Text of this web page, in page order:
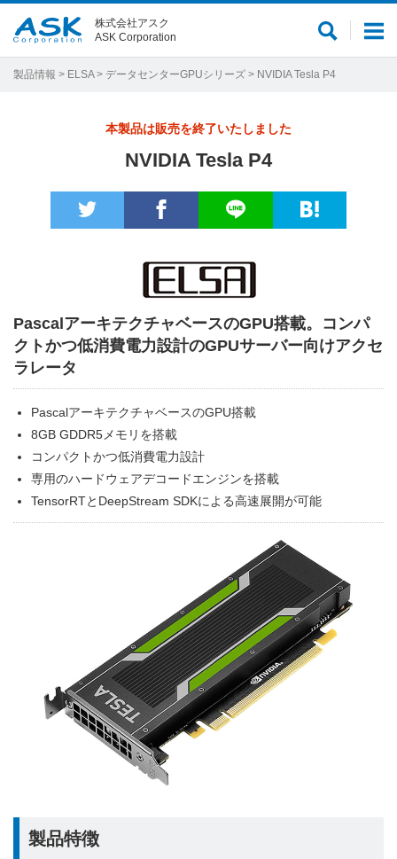
メ
サ
ト
株式会社アスク
ASK Corporation
製品情報 > ELSA> データセンターGPUシリーズ > NVIDIA Tesla P4
本製品は販売を終了いたしました
NVIDIA Tesla P4
PascalアーキテクチャベースのGPU搭載。コンパ
クトかつ低消費電力設計のGPUサーバー向けアクセ
ラレータ
PascalアーキテクチャベースのGPU搭載
8GB GDDR5メモリを搭載
コンパクトかつ低消費電力設計
専用のハードウェアデコードエンジンを搭載
TensorRTとDeepStream SDKによる高速展開が可能
製品特徴